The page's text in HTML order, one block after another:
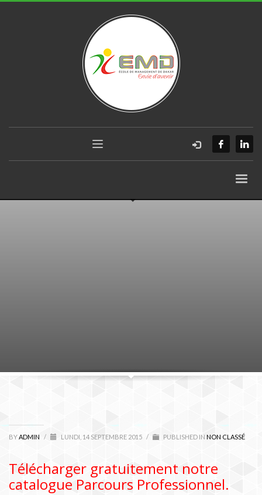
BYADMIN / LUNDI, 14 SEPTEMBRE 2015 / PUBLISHED IN NON CLASSÉ
Télécharger gratuitement notre
catalogue Parcours Professionnel.